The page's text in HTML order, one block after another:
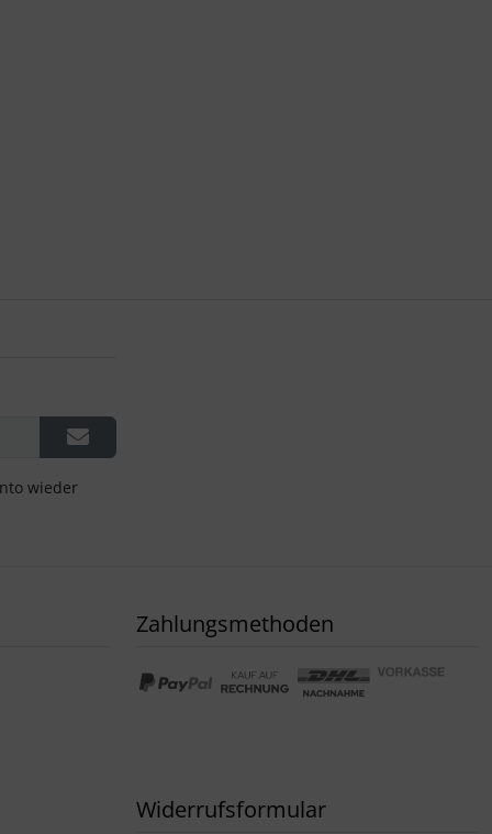
wieder
Zahlungsmethoden
Widerrufsformular